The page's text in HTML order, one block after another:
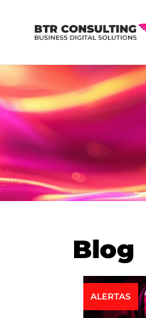
Blog
ALERTAS